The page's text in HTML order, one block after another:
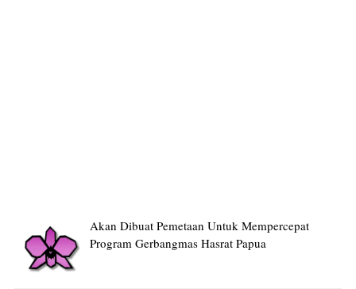
Akan Dibuat Pemetaan Untuk Mempercepat
Program Gerbangmas Hasrat Papua